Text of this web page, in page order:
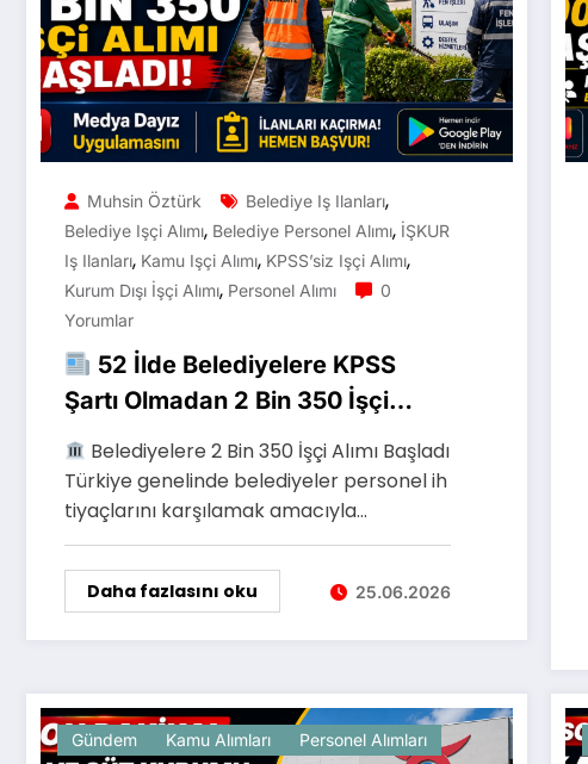
Muhsin Öztürk Belediye Iş Ilanları,
Belediye Işçi Alımı, Belediye Personel Alımı, İŞKUR
Iş Ilanları, Kamu Işçi Alımı, KPSS’siz Işçi Alımı,
Kurum Dışı İşçi Alımı, Personel Alımı
0
Yorumlar
52 İlde Belediyelere KPSS
Şartı Olmadan 2 Bin 350 İşçi
Alımı Başladı
Belediyelere 2 Bin 350 İşçi Alımı Başladı
Türkiye genelinde belediyeler personel ih
tiyaçlarını karşılamak amacıyla…
Daha fazlasını oku 25.06.2026
Gündem Kamu Alımları Personel Alımları